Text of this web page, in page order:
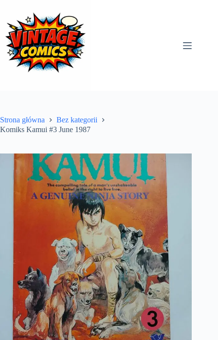
treści
Strona główna
Bez kategorii
Komiks Kamui #3 June 1987